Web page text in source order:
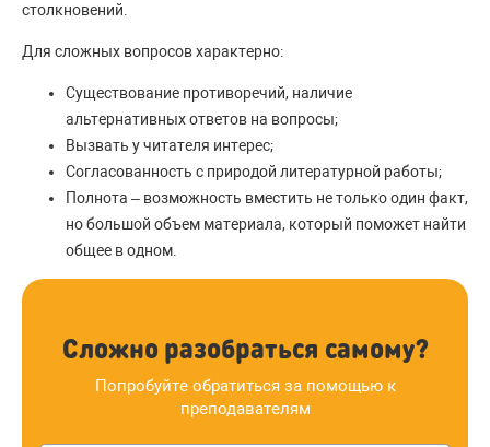
столкновений.
Для сложных вопросов характерно:
Существование противоречий, наличие
альтернативных ответов на вопросы;
Вызвать у читателя интерес;
Согласованность с природой литературной работы;
Полнота – возможность вместить не только один факт,
но большой объем материала, который поможет найти
общее в одном.
Сложно разобраться самому?
Попробуйте обратиться за помощью к
преподавателям